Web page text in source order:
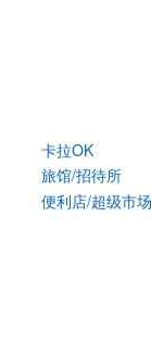
卡拉OK
旅馆/招待所
便利店/超级市场